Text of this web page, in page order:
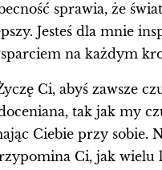
sprawia, że
Jesteś dla mnie
na każdym
Ci, abyś zawsze
tak jak my
Ciebie przy sobie.
Ci, jak wielu